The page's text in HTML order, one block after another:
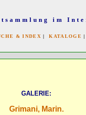
im
& INDEX |KATALOGE
GALERIE:
Grimani, Marin.